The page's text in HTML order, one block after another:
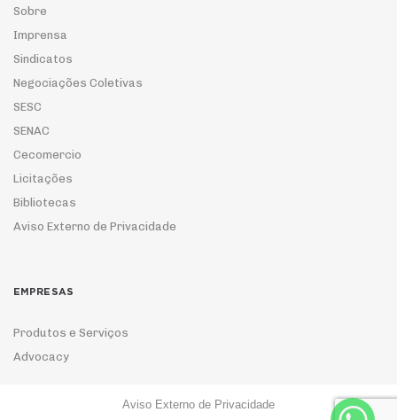
Sobre
Imprensa
Sindicatos
Negociações Coletivas
SESC
SENAC
Cecomercio
Licitações
Bibliotecas
Aviso Externo de Privacidade
EMPRESAS
Produtos e Serviços
Advocacy
Aviso Externo de Privacidade